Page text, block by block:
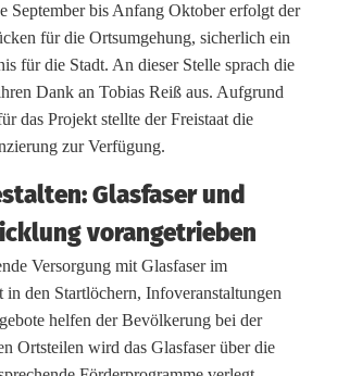
September bis Anfang Oktober erfolgt der
für die Ortsumgehung, sicherlich ein
für die Stadt. An dieser Stelle sprach die
Dank an Tobias Reiß aus. Aufgrund
das Projekt stellte der Freistaat die
zur Verfügung.
Glasfaser und
vorangetrieben
Versorgung mit Glasfaser im
in den Startlöchern, Infoveranstaltungen
helfen der Bevölkerung bei der
Ortsteilen wird das Glasfaser über die